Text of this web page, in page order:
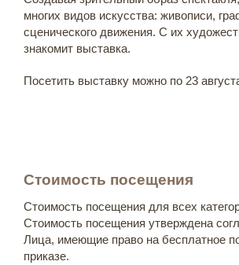
многих видов искусства: живописи,
сценического движения. С их
знакомит выставка.
Посетить выставку можно по 23
Стоимость посещения
Стоимость посещения для всех
Стоимость посещения утверждена
Лица, имеющие право на бесплатное
приказе.